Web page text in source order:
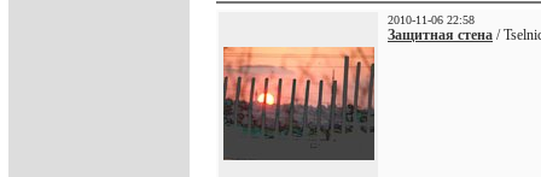
2010-11-06 22:58
Защитная стена /